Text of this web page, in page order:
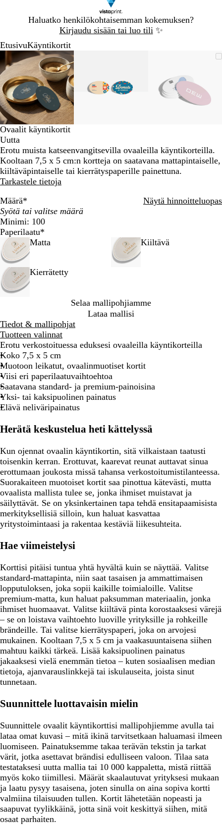
Haluatko henkilökohtaisemman kokemuksen?
Kirjaudu sisään tai luo tili ✨
1
EtusivuKäyntikortit
Zoomattava
kuva
Lähennetty
minimi
Laajenna
klikkaamalla
Voit
lähentää
ja
loitontaa
kuvaa
plus-
ja
miinus-
ja
panoroida
nuolinäppäinten
avulla
loitontaa
kuvaa
ja
panoroida
nuolinäppäinten
Laajenna
ja
loitontaa
kuvaa
plus-
ja
panoroida
Dia
1
/
3
Ovaalit käyntikortit
Uutta
Erotu muista katseenvangitsevilla ovaaleilla käyntikorteilla.
Kooltaan 7,5 x 5 cm:n kortteja on saatavana mattapintaiselle,
kiiltäväpintaiselle tai kierrätyspaperille painettuna.
Tarkastele tietoja
Määrä* Näytä hinnoitteluopas
Minimi: 100
Paperilaatu*
Matta
Kiiltävä
Kierrätetty
Selaa mallipohjiamme
Lataa mallisi
Tiedot & mallipohjat
Tuotteen valinnat
Erotu verkostoituessa eduksesi ovaaleilla käyntikorteilla
Koko 7,5 x 5 cm
Muotoon leikatut, ovaalinmuotiset kortit
Viisi eri paperilaatuvaihtoehtoa
Saatavana standard- ja premium-painoisina
Yksi- tai kaksipuolinen painatus
Elävä neliväripainatus
Herätä keskustelua heti kättelyssä
Kun ojennat ovaalin käyntikortin, sitä vilkaistaan taatusti
toisenkin kerran. Erottuvat, kaarevat reunat auttavat sinua
erottumaan joukosta missä tahansa verkostoitumistilanteessa.
Suorakaiteen muotoiset kortit saa pinottua kätevästi, mutta
ovaalista mallista tulee se, jonka ihmiset muistavat ja
säilyttävät. Se on yksinkertainen tapa tehdä ensitapaamisista
merkityksellisiä silloin, kun haluat kasvattaa
yritystoimintaasi ja rakentaa kestäviä liikesuhteita.
Hae viimeistelysi
Korttisi pitäisi tuntua yhtä hyvältä kuin se näyttää. Valitse
standard-mattapinta, niin saat tasaisen ja ammattimaisen
lopputuloksen, joka sopii kaikille toimialoille. Valitse
premium-matta, kun haluat paksumman materiaalin, jonka
ihmiset huomaavat. Valitse kiiltävä pinta korostaaksesi värejä
– se on loistava vaihtoehto luoville yrityksille ja rohkeille
brändeille. Tai valitse kierrätyspaperi, joka on arvojesi
mukainen. Kooltaan 7,5 x 5 cm ja vaakasuuntaisena siihen
mahtuu kaikki tärkeä. Lisää kaksipuolinen painatus
jakaaksesi vielä enemmän tietoa – kuten sosiaalisen median
tietoja, ajanvarauslinkkejä tai iskulauseita, joista sinut
tunnetaan.
Suunnittele luottavaisin mielin
Suunnittele ovaalit käyntikorttisi mallipohjiemme avulla tai
lataa omat kuvasi – mitä ikinä tarvitsetkaan haluamasi ilmeen
luomiseen. Painatuksemme takaa terävän tekstin ja tarkat
värit, jotka asettavat brändisi edulliseen valoon. Tilaa sata
testataksesi uutta mallia tai 10 000 kappaletta, mistä riittää
myös koko tiimillesi. Määrät skaalautuvat yrityksesi mukaan
ja laatu pysyy tasaisena, joten sinulla on aina sopiva kortti
valmiina tilaisuuden tullen. Kortit lähetetään nopeasti ja
saapuvat tyylikkäinä, jotta sinä voit keskittyä siihen, mitä
osaat parhaiten.